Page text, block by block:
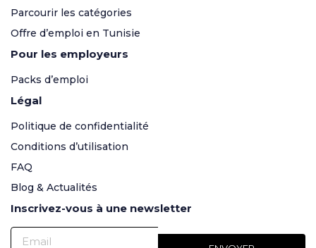
Parcourir les catégories
Offre d’emploi en Tunisie
Pour les employeurs
Packs d’emploi
Légal
Politique de confidentialité
Conditions d’utilisation
FAQ
Blog & Actualités
Inscrivez-vous à une newsletter